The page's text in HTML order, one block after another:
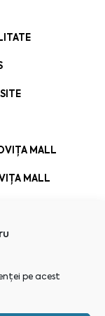
pe acest
MALL
MALL